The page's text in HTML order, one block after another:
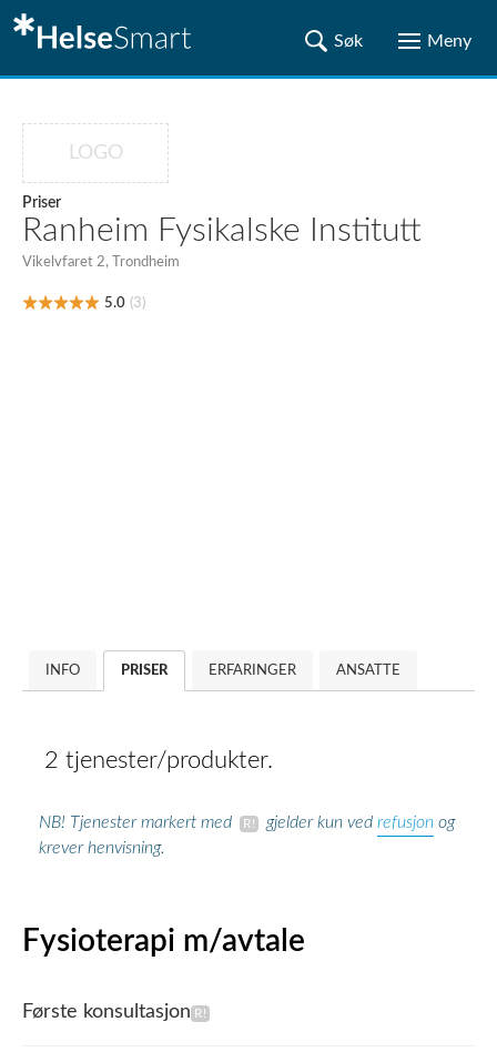
LOGO
Priser
Ranheim Fysikalske Institutt
Vikelvfaret 2, Trondheim
5.0 (3)
INFO PRISER ERFARINGER ANSATTE
2 tjenester/produkter.
NB! Tjenester markert med gjelder kun ved refusjon og
krever henvisning.
Fysioterapi m/avtale
Første konsultasjon